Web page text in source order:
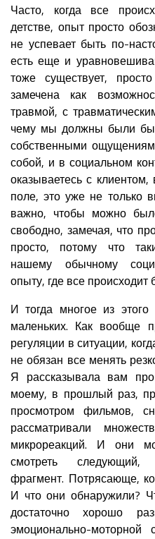
Часто, когда все
детстве, опыт просто
не успевает быть по-
есть еще и
тоже существует,
замечена как
травмой, с
чему мы должны были бы
собственными
собой, и в социальном
оказываетесь с
поле, это уже не только
важно, чтобы можно
свободно, замечая, что
просто, потому что
нашему обычному
опыту, где все происходит
И тогда многое из
маленьких. Как вообще
регуляции в ситуации,
не обязан все менять
Я рассказывала вам
моему, в прошлый раз,
просмотром фильмов,
рассматривали
микрореакций. И они
смотреть
фрагмент. Потрясающе,
И что они обнаружили?
достаточно хорошо
эмоционально-моторной